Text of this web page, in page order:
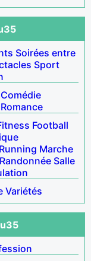
Soirées entre
Sport
Comédie
Romance
Football
Marche
Randonnée Salle
Variétés